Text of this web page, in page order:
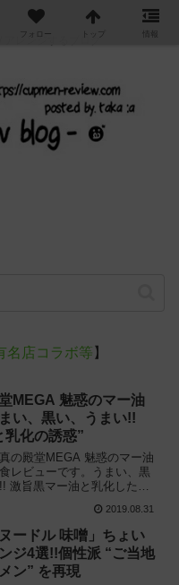
レンジするブログ
名店コラボ等 】
堂MEGA 魅惑のマー油
い、黒い、うまい!!
乳化の誘惑”
の殿堂MEGA 魅惑のマー油
レビューです。うまい、黒
激旨黒マー油と乳化した豚
た大盛りカップラーメンを解
べてみた感想と評価です。
2019.08.31
ヌードル 味噌」ちょい
ジ4選!!個性派 “ご当地
ン” を再現
フォロー トップ 情報